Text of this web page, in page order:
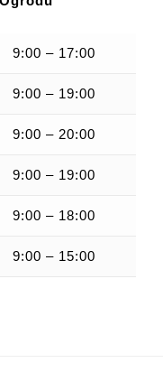
9:00 – 17:00
9:00 – 19:00
9:00 – 20:00
9:00 – 19:00
9:00 – 18:00
9:00 – 15:00